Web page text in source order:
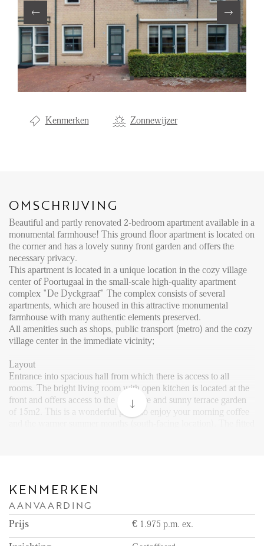
Kenmerken Zonnewijzer
OMSCHRIJVING
Beautiful and partly renovated 2-bedroom apartment available in a
monumental farmhouse! This ground floor apartment is located on
the corner and has a lovely sunny front garden and offers the
necessary privacy.
This apartment is located in a unique location in the cozy village
center of Poortugaal in the small-scale high-quality apartment
complex "De Dyckgraaf" The complex consists of several
apartments, which are housed in this attractive monumental
farmhouse with many authentic elements preserved.
All amenities such as shops, public transport (metro) and the cozy
village center in the immediate vicinity;
Layout
Entrance into spacious hall from which there is access to all
rooms. The bright living room with open kitchen is located at the
front and offers access to the attractive and sunny terrace garden
of 15m2. This is a wonderful place to enjoy your morning coffee
Both the separate toilet and the storage room with washing
machine connection are accessible from the hall.
The apartment has a carport, storage room and an extra 2nd
parking space on the property.
KENMERKEN
AANVAARDING
Prijs € 1.975 p.m. ex.
DIENSTEN
Aanhuur
Aankoop
Beheer
Verkoop
LOCAL LIFE
OVER ONS
FAQ
Reviews
Werken bij
CONTACT
Den Haag
Hillegersberg